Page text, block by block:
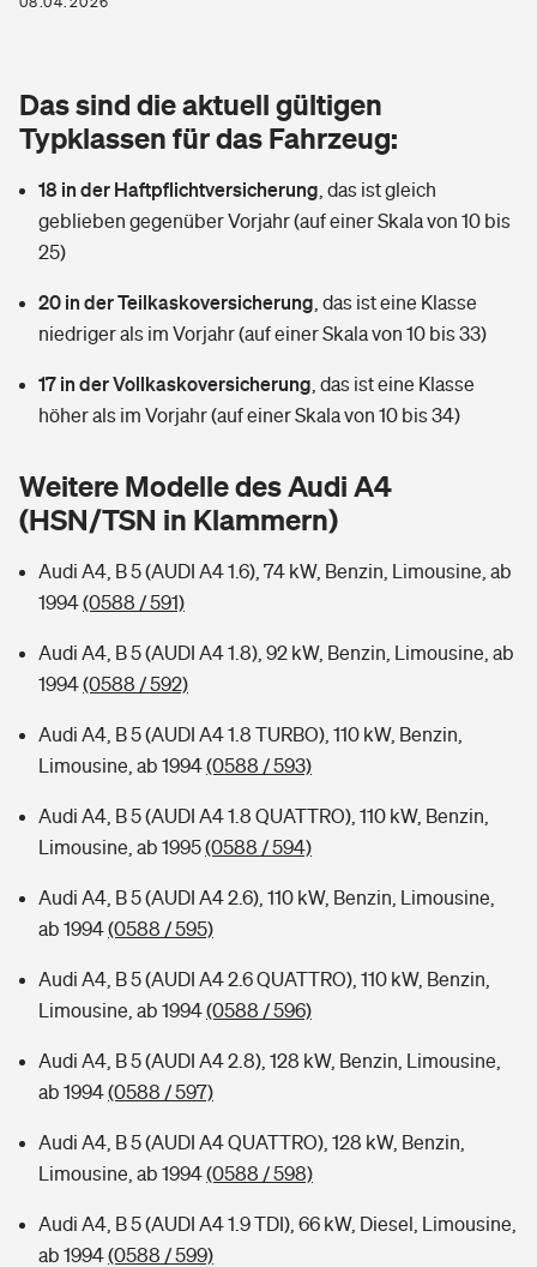
Zur Übersicht
Tools
Wer versichert was: Jetzt Versicherer finden
Sie haben Fragen?
Glasversicherung
Mietkautionsversicherung
Restkreditversicherung
Hochwasser-Check: Wie gefährdet ist Ihr Haus?
Wer versichert was: Jetzt Versicherer finden
Sie haben Fragen?
Kinderunfall­ver­si­che­rung
Kinderinvalidität
Hundehalter-Haftpflicht
Private Cyberversicherung
Musikinstrumentenversicherung
Zur Übersicht
Tools
Kinderunfall-Check: Mehr Sicherheit für deine Kids
Sie haben Fragen?
Dread-Disease-Versicherung
Tierkrankenversicherung
Zur Übersicht
Tools
Wer versichert was: Jetzt Versicherer finden
Sie haben Fragen?
Rentenrechner: Wie viel Geld bekomme ich im Alter?
Das sind die aktuell gültigen
Typklassen für das Fahrzeug:
18 in der Haftpflichtversicherung das ist gleich
geblieben gegenüber Vorjahr (auf einer Skala von 10 bis
25)
20 in der Teilkaskoversicherung das ist eine Klasse
niedriger als im Vorjahr (auf einer Skala von 10 bis 33)
17 in der Vollkaskoversicherung das ist eine Klasse
höher als im Vorjahr (auf einer Skala von 10 bis 34)
Weitere Modelle des Audi A4
(HSN/TSN in Klammern)
Audi A4, B 5 (AUDI A4 1.6), 74 kW, Benzin, Limousine, ab
1994(0588 / 591)
Audi A4, B 5 (AUDI A4 1.8), 92 kW, Benzin, Limousine, ab
1994(0588 / 592)
Audi A4, B 5 (AUDI A4 1.8 TURBO), 110 kW, Benzin,
Limousine, ab 1994(0588 / 593)
Audi A4, B 5 (AUDI A4 1.8 QUATTRO), 110 kW, Benzin,
Limousine, ab 1995(0588 / 594)
Audi A4, B 5 (AUDI A4 2.6), 110 kW, Benzin, Limousine,
ab 1994(0588 / 595)
Audi A4, B 5 (AUDI A4 2.6 QUATTRO), 110 kW, Benzin,
Limousine, ab 1994(0588 / 596)
Audi A4, B 5 (AUDI A4 2.8), 128 kW, Benzin, Limousine,
ab 1994(0588 / 597)
Audi A4, B 5 (AUDI A4 QUATTRO), 128 kW, Benzin,
Limousine, ab 1994(0588 / 598)
Audi A4, B 5 (AUDI A4 1.9 TDI), 66 kW, Diesel, Limousine,
ab 1994(0588 / 599)